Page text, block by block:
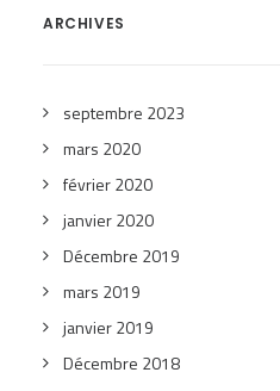
ARCHIVES
septembre 2023
mars 2020
février 2020
janvier 2020
Décembre 2019
mars 2019
janvier 2019
Décembre 2018